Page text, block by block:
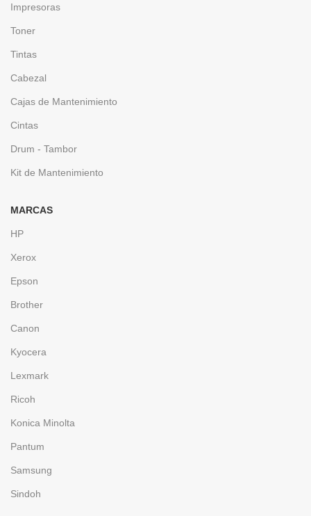
Impresoras
Toner
Tintas
Cabezal
Cajas de Mantenimiento
Cintas
Drum - Tambor
Kit de Mantenimiento
MARCAS
HP
Xerox
Epson
Brother
Canon
Kyocera
Lexmark
Ricoh
Konica Minolta
Pantum
Samsung
Sindoh